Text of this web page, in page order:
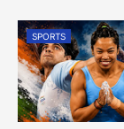
SPORTS